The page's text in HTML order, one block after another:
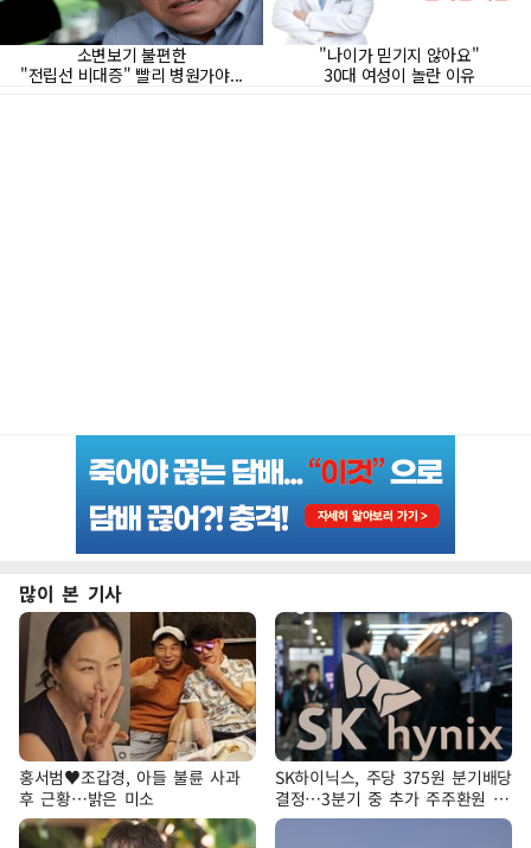
많이 본 기사
홍서범♥조갑경, 아들 불륜 사과
후 근황…밝은 미소
SK하이닉스, 주당 375원 분기배당
결정…3분기 중 추가 주주환원 발
표